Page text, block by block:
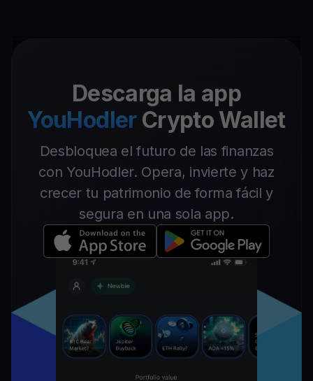
Descarga la app
YouHodler Crypto Wallet
Desbloquea el futuro de las finanzas
con YouHodler. Opera, invierte y haz
crecer tu patrimonio de forma fácil y
segura en una sola app.